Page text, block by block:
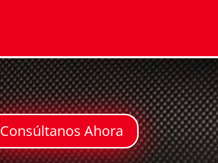
Consúltanos Ahora